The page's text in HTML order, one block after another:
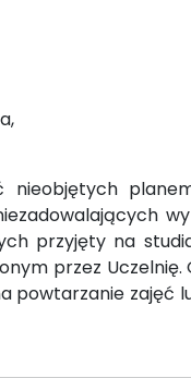
nieobjętych
przyjęty na
przez Uczelnię.
powtarzanie zajęć